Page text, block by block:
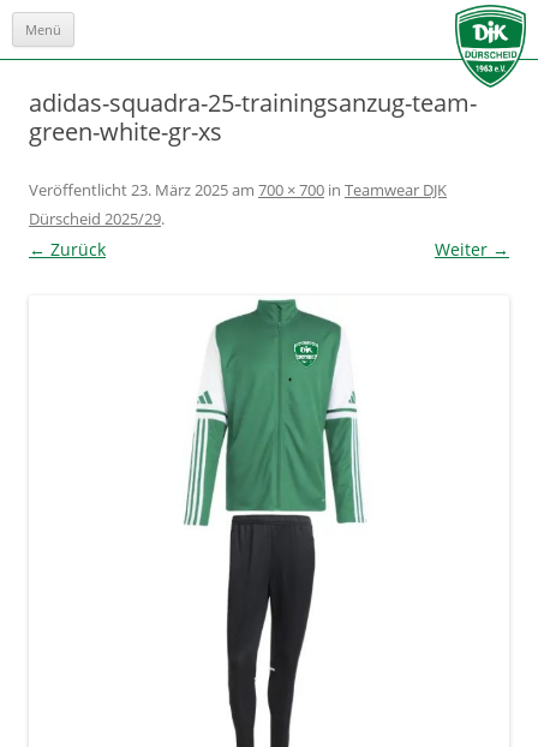
Menü
Zum
springen
adidas-squadra-25-trainingsanzug-team-
green-white-gr-xs
Veröffentlicht23. März 2025am 700 × 700 in Teamwear DJK
Dürscheid 2025/29.
← Zurück Weiter →